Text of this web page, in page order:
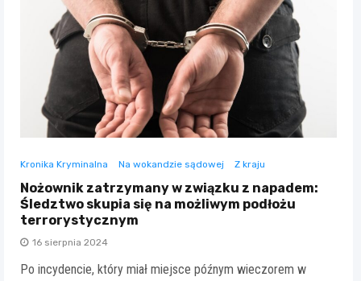
Kronika Kryminalna Na wokandzie sądowej Z kraju
Nożownik zatrzymany w związku z napadem:
Śledztwo skupia się na możliwym podłożu
terrorystycznym
16 sierpnia 2024
Po incydencie, który miał miejsce późnym wieczorem w